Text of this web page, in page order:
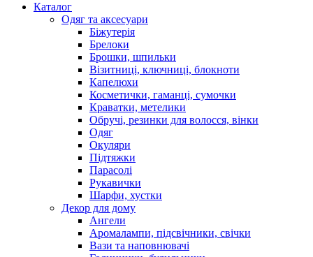
Каталог
Oдяг та аксесуари
Біжутерія
Брелоки
Брошки, шпильки
Візитниці, ключниці, блокноти
Капелюхи
Косметички, гаманці, сумочки
Краватки, метелики
Обручі, резинки для волосся, вінки
Одяг
Окуляри
Підтяжки
Парасолі
Рукавички
Шарфи, хустки
Декор для дому
Ангели
Аромалампи, підсвічники, свічки
Вази та наповнювачі